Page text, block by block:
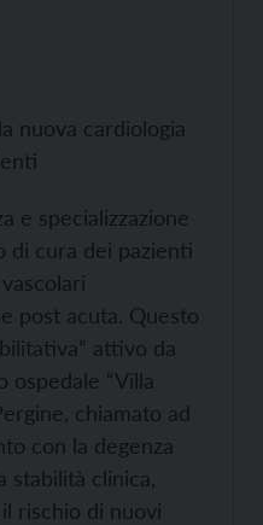
nuova cardiologia
e specializzazione
di cura dei pazienti
post acuta. Questo
attivo da
ospedale “Villa
chiamato ad
con la degenza
clinica,
rischio di nuovi